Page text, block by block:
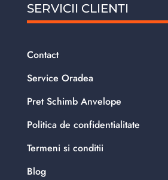
SERVICII CLIENTI
Contact
Service Oradea
Pret Schimb Anvelope
Politica de confidentialitate
Termeni si conditii
Blog